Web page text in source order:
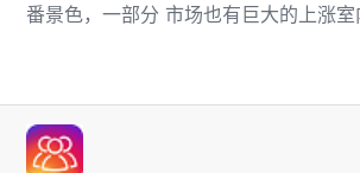
番景色，一部分 市场也有巨大的上涨室